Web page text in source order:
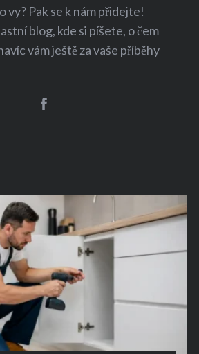
vy? Pak se k nám přidejte!
blog, kde si píšete, o čem
vám ještě za vaše příběhy